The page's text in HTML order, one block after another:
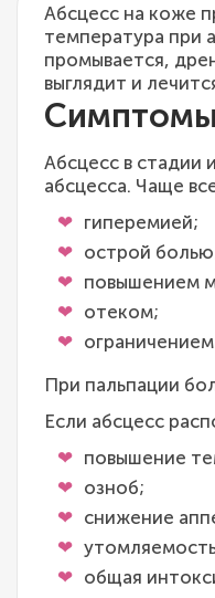
Абсцесс на коже
температура при
промывается,
выглядит и
Симптомы
Абсцесс в стадии
абсцесса. Чаще
гиперемией;
острой
повышением
отеком;
При пальпации
Если абсцесс
повышение
озноб;
снижение
общая